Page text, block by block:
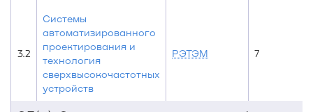
3.2
Системы
автоматизированного
проектирования и
технология
сверхвысокочастотных
устройств
РЭТЭМ 7